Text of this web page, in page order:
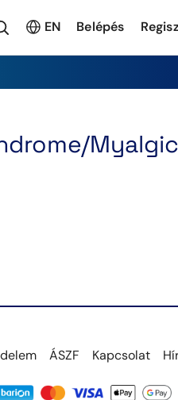
EN Belépés
Myalgic
ÁSZF Kapcsolat